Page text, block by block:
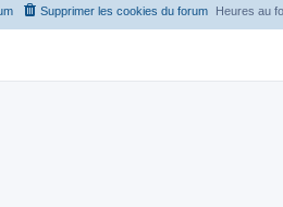
Heures au
Supprimer les cookies du forum